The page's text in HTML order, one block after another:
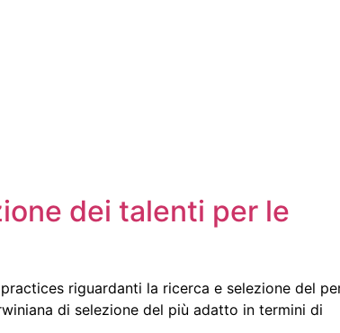
dei talenti per le
riguardanti la ricerca e selezione del
di selezione del più adatto in termini di